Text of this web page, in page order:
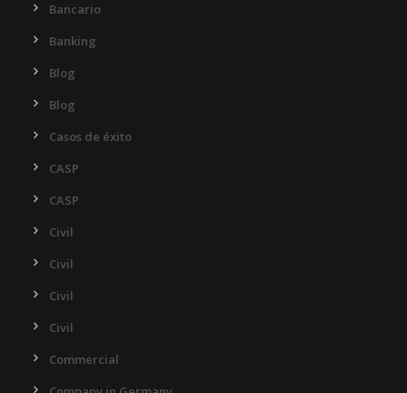
Bancario
Banking
Blog
Blog
Casos de éxito
CASP
CASP
Civil
Civil
Civil
Civil
Commercial